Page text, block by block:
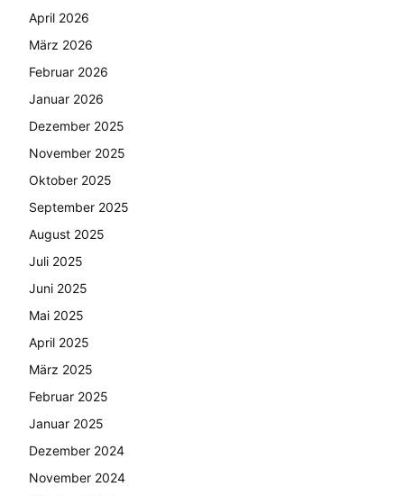
April 2026
März 2026
Februar 2026
Januar 2026
Dezember 2025
November 2025
Oktober 2025
September 2025
August 2025
Juli 2025
Juni 2025
Mai 2025
April 2025
März 2025
Februar 2025
Januar 2025
Dezember 2024
November 2024